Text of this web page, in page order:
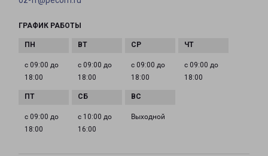
ГРАФИК РАБОТЫ
с 09:00 до
18:00
с 09:00 до
18:00
с 09:00 до
18:00
с 09:00 до
18:00
с 09:00 до
18:00
с 10:00 до
16:00
Выходной